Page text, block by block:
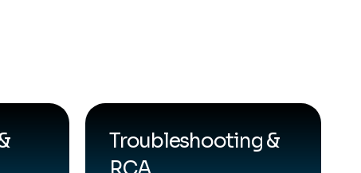
Troubleshooting &